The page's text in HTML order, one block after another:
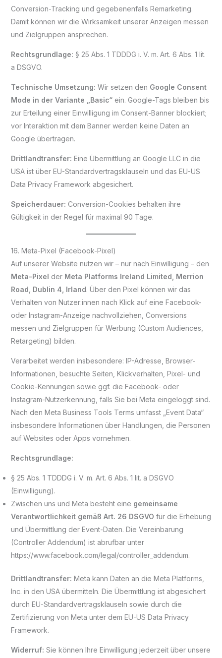
Conversion-Tracking und gegebenenfalls Remarketing.
Damit können wir die Wirksamkeit unserer Anzeigen messen
und Zielgruppen ansprechen.
Rechtsgrundlage: § 25 Abs. 1 TDDDG i. V. m. Art. 6 Abs. 1 lit.
a DSGVO.
Technische Umsetzung: Wir setzen den Google Consent
Mode in der Variante „Basic“ein. Google-Tags bleiben bis
zur Erteilung einer Einwilligung im Consent-Banner blockiert;
vor Interaktion mit dem Banner werden keine Daten an
Google übertragen.
Drittlandtransfer: Eine Übermittlung an Google LLC in die
USA ist über EU-Standardvertragsklauseln und das EU-US
Data Privacy Framework abgesichert.
Speicherdauer: Conversion-Cookies behalten ihre
Gültigkeit in der Regel für maximal 90 Tage.
16. Meta-Pixel (Facebook-Pixel)
Auf unserer Website nutzen wir – nur nach Einwilligung – den
Meta-Pixel der Meta Platforms Ireland Limited, Merrion
Road, Dublin 4, Irland. Über den Pixel können wir das
Verhalten von Nutzer:innen nach Klick auf eine Facebook-
oder Instagram-Anzeige nachvollziehen, Conversions
messen und Zielgruppen für Werbung (Custom Audiences,
Retargeting) bilden.
Verarbeitet werden insbesondere: IP-Adresse, Browser-
Informationen, besuchte Seiten, Klickverhalten, Pixel- und
Cookie-Kennungen sowie ggf. die Facebook- oder
Instagram-Nutzerkennung, falls Sie bei Meta eingeloggt sind.
Nach den Meta Business Tools Terms umfasst „Event Data“
insbesondere Informationen über Handlungen, die Personen
auf Websites oder Apps vornehmen.
Rechtsgrundlage:
§ 25 Abs. 1 TDDDG i. V. m. Art. 6 Abs. 1 lit. a DSGVO
(Einwilligung).
Zwischen uns und Meta besteht eine gemeinsame
Verantwortlichkeit gemäß Art. 26 DSGVO für die Erhebung
und Übermittlung der Event-Daten. Die Vereinbarung
(Controller Addendum) ist abrufbar unter
https://www.facebook.com/legal/controller_addendum.
Drittlandtransfer: Meta kann Daten an die Meta Platforms,
Inc. in den USA übermitteln. Die Übermittlung ist abgesichert
durch EU-Standardvertragsklauseln sowie durch die
Zertifizierung von Meta unter dem EU-US Data Privacy
Framework.
Widerruf: Sie können Ihre Einwilligung jederzeit über unsere